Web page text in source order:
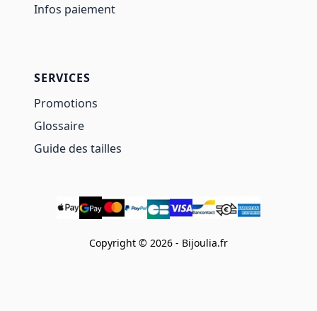
Infos paiement
SERVICES
Promotions
Glossaire
Guide des tailles
Copyright © 2026 - Bijoulia.fr